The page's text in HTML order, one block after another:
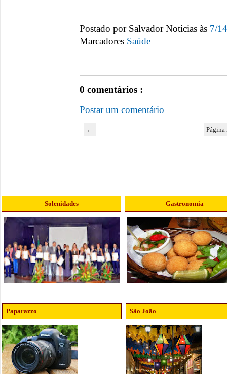
Postado por Salvador Noticias às 7/
Marcadores Saúde
0 comentários :
Postar um comentário
←
Solenidades Gastronomia
Paparazzo São João